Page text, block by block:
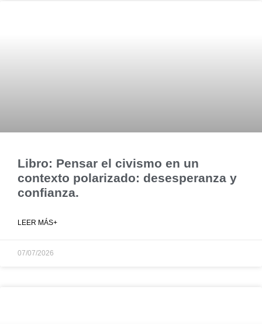
Libro: Pensar el civismo en un
contexto polarizado: desesperanza y
confianza.
LEER MÁS+
07/07/2026